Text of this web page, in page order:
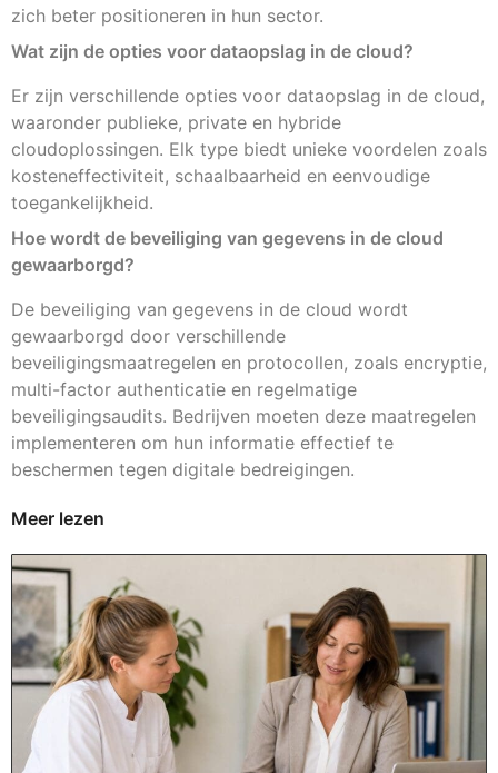
zich beter positioneren in hun sector.
Wat zijn de opties voor dataopslag in de cloud?
Er zijn verschillende opties voor dataopslag in de cloud,
waaronder publieke, private en hybride
cloudoplossingen. Elk type biedt unieke voordelen zoals
kosteneffectiviteit, schaalbaarheid en eenvoudige
toegankelijkheid.
Hoe wordt de beveiliging van gegevens in de cloud
gewaarborgd?
De beveiliging van gegevens in de cloud wordt
gewaarborgd door verschillende
beveiligingsmaatregelen en protocollen, zoals encryptie,
multi-factor authenticatie en regelmatige
beveiligingsaudits. Bedrijven moeten deze maatregelen
implementeren om hun informatie effectief te
beschermen tegen digitale bedreigingen.
Meer lezen